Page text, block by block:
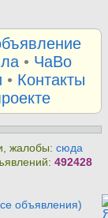
• ЧаВо
• Контакты
жалобы:сюда
492428
объявления)